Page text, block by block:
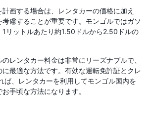
画する場合は、レンタカーの価格に加え
慮することが重要です。モンゴルではガソ
1リットルあたり約1.50ドルから2.50ドルの
レンタカー料金は非常にリーズナブルで、
に最適な方法です。有効な運転免許証とクレ
ば、レンタカーを利用してモンゴル国内を
手頃な方法になります。